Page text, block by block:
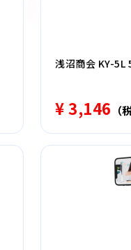
浅沼商会 KY-5L
¥ 3,146 （